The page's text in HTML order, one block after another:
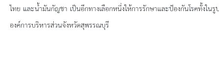
ข่าวประชาสัมพันธ์
ไทย และน้ำมันกัญชา เป็นอีกทางเลือกหนึ่งให้การรักษาและป้องกันโรคทั้ง
องค์การบริหารส่วนจังหวัดสุพรรณบุรี